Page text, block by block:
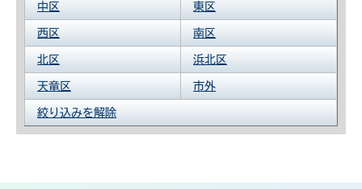
中区
東区
西区 南区
北区 浜北区
天竜区 市外
絞り込みを解除